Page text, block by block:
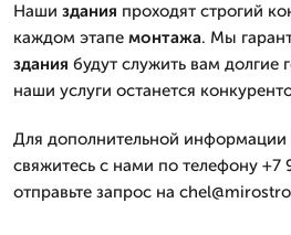
Наши здания проходят строгий
каждом этапе монтажа. Мы
здания будут служить вам долгие
наши услуги останется
Для дополнительной информации
свяжитесь с нами по телефону +7
отправьте запрос на